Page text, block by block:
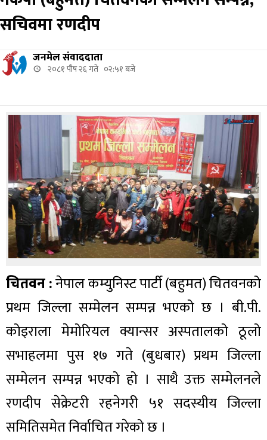
सचिवमा रणदीप
जनमेल संवाददाता
२०८१ पौष २६ गते ०२:५१ बजे
चितवन :नेपाल कम्युनिस्ट पार्टी (बहुमत) चितवनको
प्रथम जिल्ला सम्मेलन सम्पन्न भएको छ । बी.पी.
कोइराला मेमोरियल क्यान्सर अस्पतालको ठूलो
सभाहलमा पुस १७ गते (बुधबार) प्रथम जिल्ला
सम्मेलन सम्पन्न भएको हो । साथै उक्त सम्मेलनले
रणदीप सेक्रेटरी रहनेगरी ५१ सदस्यीय जिल्ला
समितिसमेत निर्वाचित गरेको छ ।